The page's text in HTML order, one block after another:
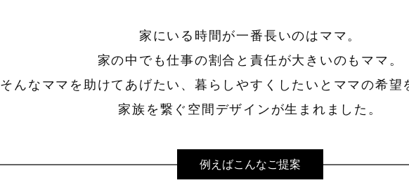
家にいる時間が一番長いのはママ。
家の中でも仕事の割合と 責任が大きいのもママ。
そんなママを助けてあげたい、暮らしやすくしたいとママの希望
家族を繋ぐ空間デザインが生まれました。
例えばこんなご提案